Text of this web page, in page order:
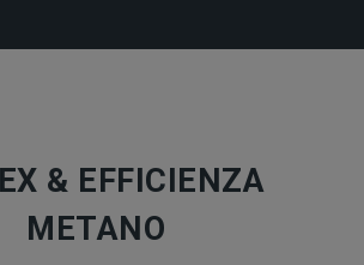
& EFFICIENZA
METANO